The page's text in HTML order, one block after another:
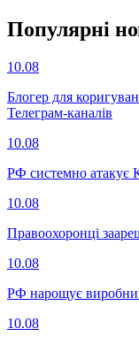
Популярнi
10.08
Блогер для
Телеграм-каналів
10.08
РФ системно атакує
10.08
Правоохоронці
10.08
РФ нарощує
10.08